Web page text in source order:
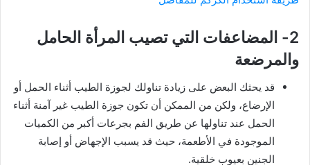
2- المضاعفات التي تصيب المرأة الحامل
والمرضعة
قد يحثك البعض على زيادة تناولك لجوزة الطيب أثناء الحمل أو
الإرضاع، ولكن من الممكن أن تكون جوزة الطيب غير آمنة أثناء
الحمل عند تناولها عن طريق الفم بجرعات أكبر من الكميات
الموجودة في الأطعمة، حيث قد يسبب الإجهاض أو إصابة
الجنين بعيوب خلقية.